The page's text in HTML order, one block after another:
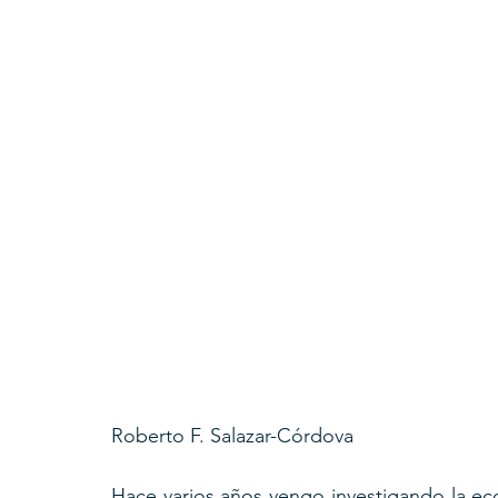
Roberto F. Salazar-Córdova